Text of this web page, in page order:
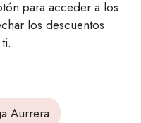
para acceder a los
los descuentos
Aurrera